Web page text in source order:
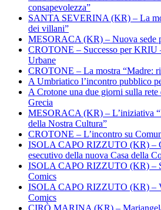
consapevolezza”
SANTA SEVERINA (KR) – La
dei villani”
MESORACA (KR) – Nuova sede
CROTONE – Successo per KRIU
Urbane
CROTONE – La mostra “Madre:
A Umbriatico l’incontro pubblico
A Crotone una due giorni sulla
Grecia
MESORACA (KR) – L’iniziativa
della Nostra Cultura”
CROTONE – L’incontro su
ISOLA CAPO RIZZUTO (KR) –
esecutivo della nuova Casa della
ISOLA CAPO RIZZUTO (KR) –
Comics
ISOLA CAPO RIZZUTO (KR) –
Comics
CIRÒ MARINA (KR) –